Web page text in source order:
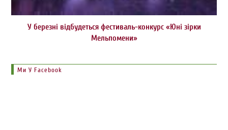
У березні відбудеться фестиваль-конкурс «Юні зірки
Мельпомени»
Ми У Facebook